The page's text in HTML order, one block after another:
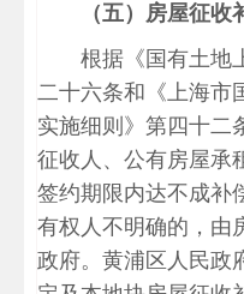
（五）房屋征收
根据《国有土地
二十六条和《上海市
实施细则》第四十二
征收人、公有房屋承
签约期限内达不成补
有权人不明确的，由
政府。黄浦区人民政